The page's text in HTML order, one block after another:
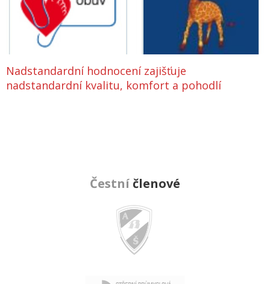
Nadstandardní hodnocení zajišťuje
nadstandardní kvalitu, komfort a pohodlí
Čestní členové